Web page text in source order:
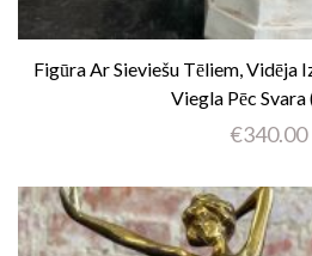
Figūra Ar Sieviešu Tēliem, Vidēja
Viegla Pēc
€340.00